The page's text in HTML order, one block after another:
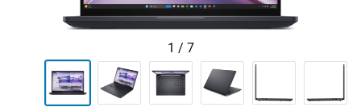
1 / 7